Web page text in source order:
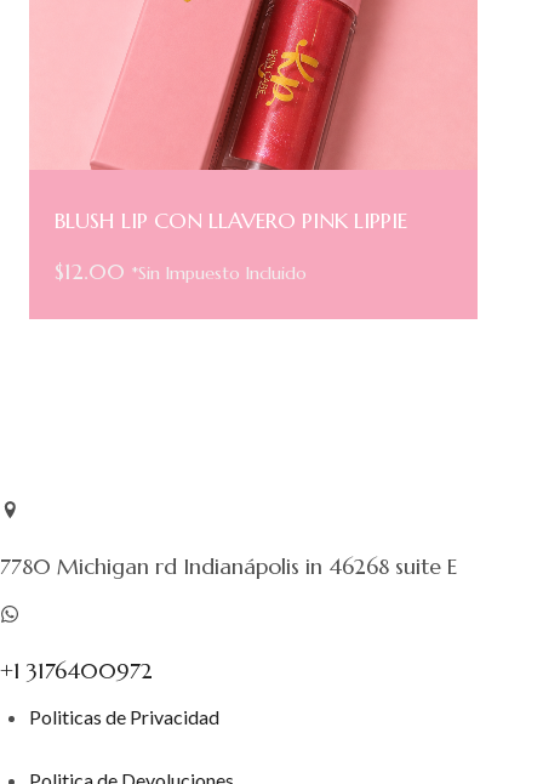
BLUSH LIP CON LLAVERO PINK LIPPIE
$12.00 *Sin Impuesto Incluido
7780 Michigan rd Indianápolis in 46268 suite E
+1 3176400972
Politicas de Privacidad